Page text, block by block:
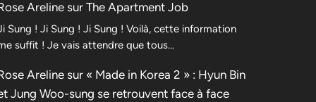
Areline sur The Apartment Job
Sung ! Ji Sung ! Ji Sung ! Voilà, cette information
suffit ! Je vais attendre que tous…
Areline sur « Made in Korea 2 » : Hyun Bin
Jung Woo-sung se retrouvent face à face